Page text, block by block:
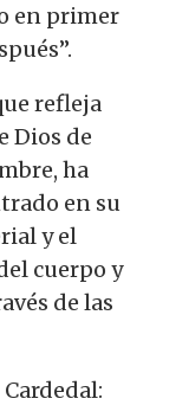
en primer
refleja
Dios de
ha
en su
y el
cuerpo y
de las